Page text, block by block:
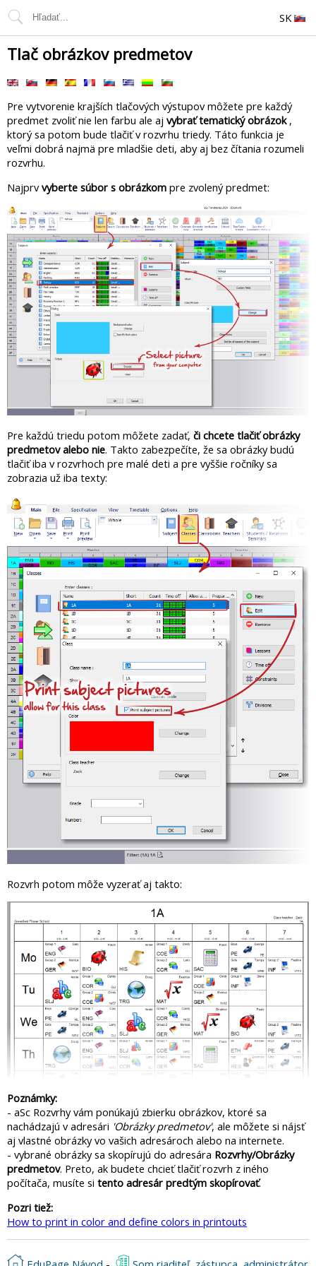
SK
Tlač obrázkov predmetov
Pre vytvorenie krajších tlačových výstupov môžete pre každý
predmet zvoliť nie len farbu ale aj vybrať tematický obrázok ,
ktorý sa potom bude tlačiť v rozvrhu triedy. Táto funkcia je
veľmi dobrá najmä pre mladšie deti, aby aj bez čítania rozumeli
rozvrhu.
Najprvvyberte súbor s obrázkom pre zvolený predmet:
Pre každú triedu potom môžete zadať, či chcete tlačiť obrázky
predmetov alebo nie. Takto zabezpečíte, že sa obrázky budú
tlačiť iba v rozvrhoch pre malé deti a pre vyššie ročníky sa
zobrazia už iba texty:
Rozvrh potom môže vyzerať aj takto:
Poznámky:
- aSc Rozvrhy vám ponúkajú zbierku obrázkov, ktoré sa
nachádzajú v adresári 'Obrázky predmetov', ale môžete si nájsť
aj vlastné obrázky vo vašich adresároch alebo na internete.
- vybrané obrázky sa skopírujú do adresára Rozvrhy/Obrázky
predmetov. Preto, ak budete chcieť tlačiť rozvrh z iného
počítača, musíte si tento adresár predtým skopírovať.
Pozri tiež:
How to print in color and define colors in printouts